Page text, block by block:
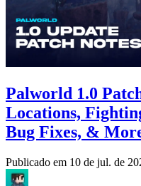
Palworld 1.0
Locations,
Bug Fixes, &
Publicado em 10 de jul. de